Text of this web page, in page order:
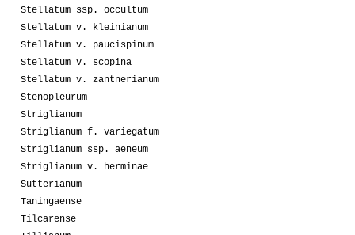
Stellatum ssp. occultum
Stellatum v. kleinianum
Stellatum v. paucispinum
Stellatum v. scopina
Stellatum v. zantnerianum
Stenopleurum
Striglianum
Striglianum f. variegatum
Striglianum ssp. aeneum
Striglianum v. herminae
Sutterianum
Taningaense
Tilcarense